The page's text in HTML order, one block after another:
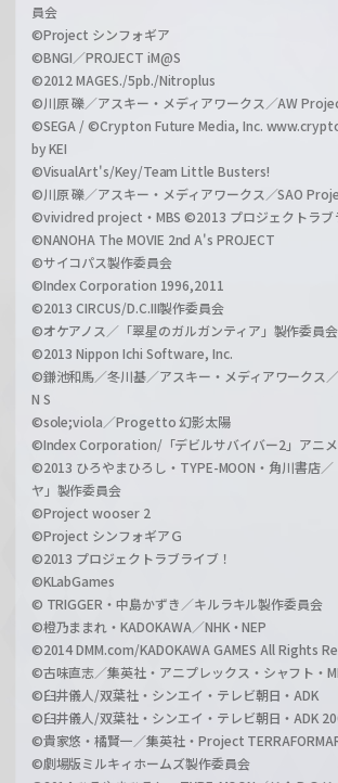
員会
©Project シンフォギア
©BNGI／PROJECT iM@S
©2012 MAGES./5pb./Nitroplus
©川原 礫／アスキー・メディアワークス／AW
©SEGA / ©Crypton Future Media, Inc.
by KEI
©VisualArt's/Key/Team Little Busters!
©川原 礫／アスキー・メディアワークス／SAO
©vividred project・MBS ©2013 プロジェクトラブ
©NANOHA The MOVIE 2nd A's PROJECT
©サイコパス製作委員会
©Index Corporation 1996,2011
©2013 CIRCUS/D.C.III製作委員会
©オケアノス／「翠星のガルガンティア」製作委員会
©2013 Nippon Ichi Software, Inc.
©鎌池和馬／冬川基／アスキー・メディアワークス
N S
©sole;viola／Progetto 幻影太陽
©Index Corporation/「デビルサバイバー2」アニ
©2013 ひろやまひろし・TYPE-MOON・角川書店
ヤ」製作委員会
©Project wooser 2
©Project シンフォギアＧ
©2013 プロジェクトラブライブ！
©KLabGames
© TRIGGER・中島かずき／キルラキル製作委員会
©橙乃ままれ・KADOKAWA／NHK・NEP
©2014 DMM.com/KADOKAWA GAMES All Rights
©古味直志／集英社・アニプレックス・シャフト・
©臼井儀人/双葉社・シンエイ・テレビ朝日・ADK
©臼井儀人/双葉社・シンエイ・テレビ朝日・ADK
©貴家悠・橘賢一／集英社・Project
©劇場版ミルキィホームズ製作委員会